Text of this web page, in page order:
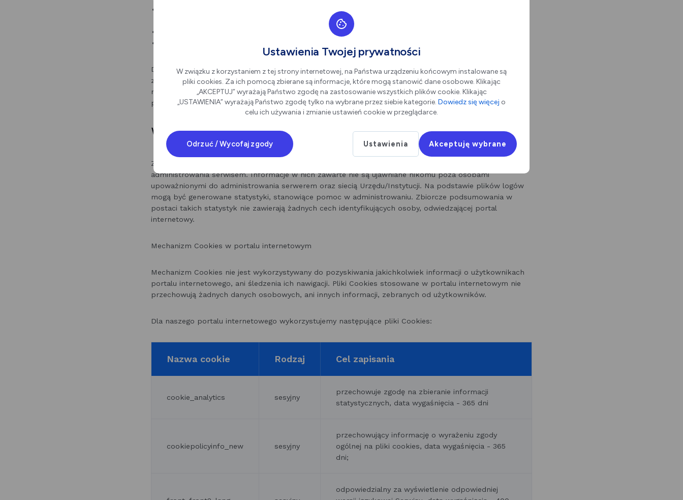
przejście do strony Biura nastąpiło przez odnośnik,
Dane te nie są kojarzone z konkretnymi osobami, przeglądającymi strony portalu internetowego, z
zastrzeżeniem, o którym mowa w punkcieNewsletter. Dla zapewnienia jak najwyższej jakości serwisu
możemy dokonać analizy plików z logami w celu określenia, które strony odwiedzane są najczęściej, jakie
przeglądarki stron WWW są stosowane, czy struktura strony nie zawiera błędów, itp.
Wykorzystywanie danych
Zebrane logi przechowywane są przez czas nieokreślony jako materiał pomocniczy, służący do
administrowania serwisem. Informacje w nich zawarte nie są ujawniane nikomu poza osobami
upoważnionymi do administrowania serwerem oraz siecią Urzędu/Instytucji. Na podstawie plików logów
mogą być generowane statystyki, stanowiące pomoc w administrowaniu. Zbiorcze podsumowania w
postaci takich statystyk nie zawierają żadnych cech identyfikujących osoby, odwiedzającej portal
internetowy.
Mechanizm Cookies w portalu internetowym
Mechanizm Cookies nie jest wykorzystywany do pozyskiwania jakichkolwiek informacji o użytkownikach
portalu internetowego, ani śledzenia ich nawigacji. Pliki Cookies stosowane w portalu internetowym nie
przechowują żadnych danych osobowych, ani innych informacji, zebranych od użytkowników.
Dla naszego portalu internetowego wykorzystujemy następujące pliki Cookies:
Nazwa cookie Rodzaj Cel zapisania
cookie_analytics sesyjny
przechowuje zgodę na zbieranie informacji
statystycznych, data wygaśnięcia - 365 dni
cookiepolicyinfo_new sesyjny
przechowujący informację o wyrażeniu zgody
ogólnej na pliki cookies, data wygaśnięcia - 365
dni;
odpowiedzialny za wyświetlenie odpowiedniej
Ustawienia Twojej prywatności
W związku z korzystaniem z tej strony internetowej, na Państwa urządzeniu końcowym instalowane są
pliki cookies. Za ich pomocą zbierane są informacje, które mogą stanowić dane osobowe. Klikając
„AKCEPTUJ” wyrażają Państwo zgodę na zastosowanie wszystkich plików cookie. Klikając
„USTAWIENIA” wyrażają Państwo zgodę tylko na wybrane przez siebie kategorie. Dowiedz się więcej o
celu ich używania i zmianie ustawień cookie w przeglądarce.
Odrzuć / Wycofaj zgody Ustawienia Akceptuję wybrane